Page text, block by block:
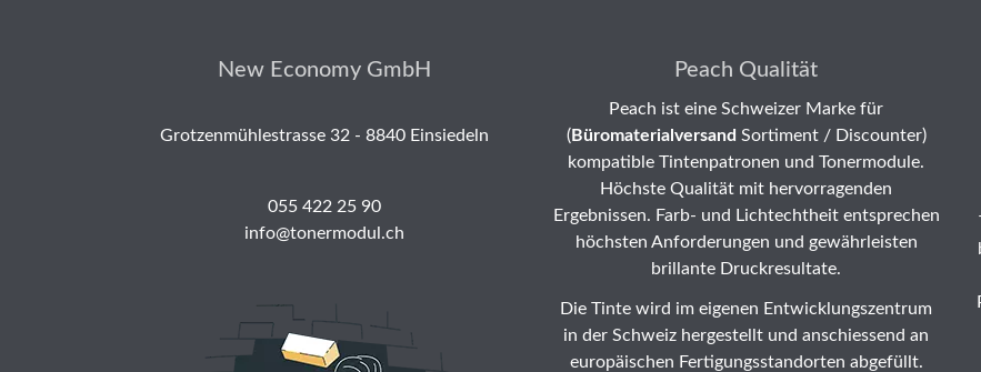
New Economy GmbH
Grotzenmühlestrasse 32 - 8840 Einsiedeln
055 422 25 90
info@tonermodul.ch
Peach Qualität
Peach ist eine Schweizer Marke für
(Büromaterialversand Sortiment / Discounter)
kompatible Tintenpatronen und Tonermodule.
Höchste Qualität mit hervorragenden
Ergebnissen. Farb- und Lichtechtheit entsprechen
höchsten Anforderungen und gewährleisten
brillante Druckresultate.
Die Tinte wird im eigenen Entwicklungszentrum
in der Schweiz hergestellt und anschiessend an
europäischen Fertigungsstandorten abgefüllt.